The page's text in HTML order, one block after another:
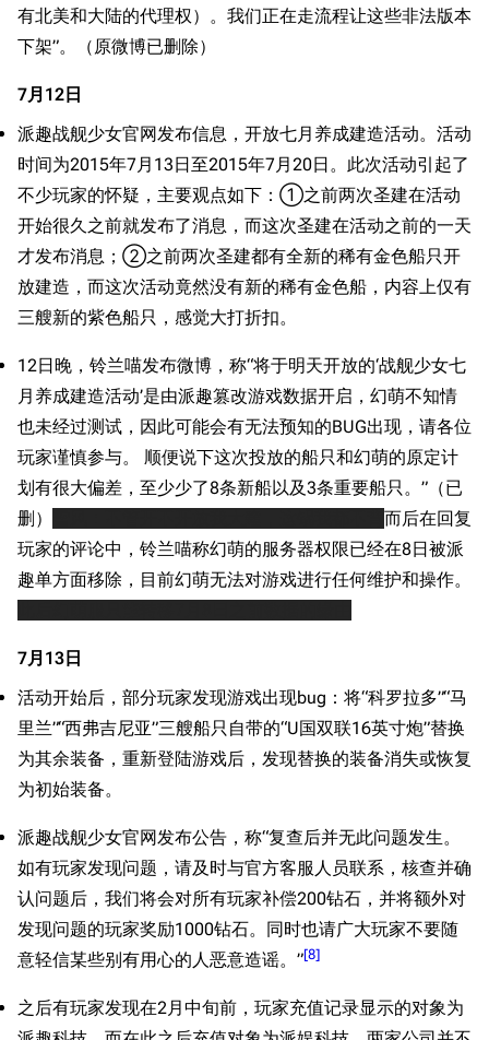
有北美和大陆的代理权）。我们正在走流程让这些非法版本
下架”。（原微博已删除）
7月12日
派趣战舰少女官网发布信息，开放七月养成建造活动。活动
时间为2015年7月13日至2015年7月20日。此次活动引起了
不少玩家的怀疑，主要观点如下：①之前两次圣建在活动
开始很久之前就发布了消息，而这次圣建在活动之前的一天
才发布消息；②之前两次圣建都有全新的稀有金色船只开
放建造，而这次活动竟然没有新的稀有金色船，内容上仅有
三艘新的紫色船只，感觉大打折扣。
12日晚，铃兰喵发布微博，称“将于明天开放的‘战舰少女七
月养成建造活动’是由派趣篡改游戏数据开启，幻萌不知情
也未经过测试，因此可能会有无法预知的BUG出现，请各位
玩家谨慎参与。 顺便说下这次投放的船只和幻萌的原定计
划有很大偏差，至少少了8条新船以及3条重要船只。”（已
删）
而后在回复
玩家的评论中，铃兰喵称幻萌的服务器权限已经在8日被派
趣单方面移除，目前幻萌无法对游戏进行任何维护和操作。
7月13日
活动开始后，部分玩家发现游戏出现bug：将“科罗拉多”“马
里兰”“西弗吉尼亚”三艘船只自带的“U国双联16英寸炮”替换
为其余装备，重新登陆游戏后，发现替换的装备消失或恢复
为初始装备。
派趣战舰少女官网发布公告，称“复查后并无此问题发生。
如有玩家发现问题，请及时与官方客服人员联系，核查并确
认问题后，我们将会对所有玩家补偿200钻石，并将额外对
发现问题的玩家奖励1000钻石。同时也请广大玩家不要随
意轻信某些别有用心的人恶意造谣。”[8]
之后有玩家发现在2月中旬前，玩家充值记录显示的对象为